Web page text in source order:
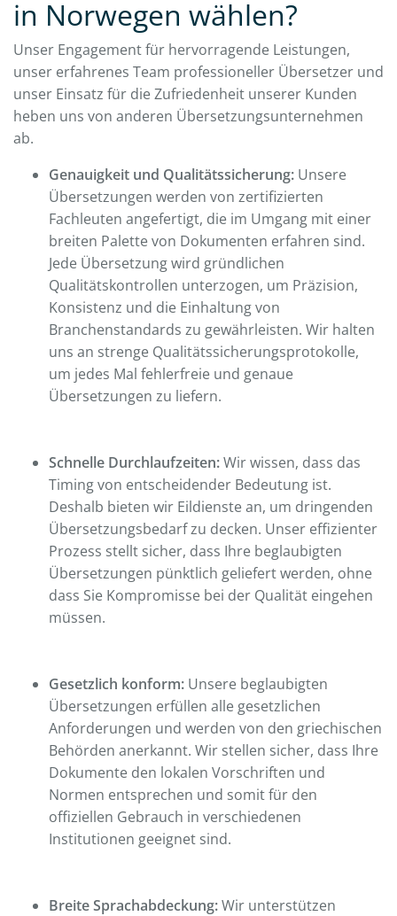
in Norwegen wählen?
Unser Engagement für hervorragende Leistungen,
unser erfahrenes Team professioneller Übersetzer und
unser Einsatz für die Zufriedenheit unserer Kunden
heben uns von anderen Übersetzungsunternehmen
ab.
Genauigkeit und Qualitätssicherung: Unsere
Übersetzungen werden von zertifizierten
Fachleuten angefertigt, die im Umgang mit einer
breiten Palette von Dokumenten erfahren sind.
Jede Übersetzung wird gründlichen
Qualitätskontrollen unterzogen, um Präzision,
Konsistenz und die Einhaltung von
Branchenstandards zu gewährleisten. Wir halten
uns an strenge Qualitätssicherungsprotokolle,
um jedes Mal fehlerfreie und genaue
Übersetzungen zu liefern.
Schnelle Durchlaufzeiten:Wir wissen, dass das
Timing von entscheidender Bedeutung ist.
Deshalb bieten wir Eildienste an, um dringenden
Übersetzungsbedarf zu decken. Unser effizienter
Prozess stellt sicher, dass Ihre beglaubigten
Übersetzungen pünktlich geliefert werden, ohne
dass Sie Kompromisse bei der Qualität eingehen
müssen.
Gesetzlich konform: Unsere beglaubigten
Übersetzungen erfüllen alle gesetzlichen
Anforderungen und werden von den griechischen
Behörden anerkannt. Wir stellen sicher, dass Ihre
Dokumente den lokalen Vorschriften und
Normen entsprechen und somit für den
offiziellen Gebrauch in verschiedenen
Institutionen geeignet sind.
Breite Sprachabdeckung:Wir unterstützen